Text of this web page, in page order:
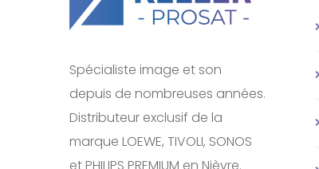
Spécialiste image et son
depuis de nombreuses années.
Distributeur exclusif de la
marque LOEWE, TIVOLI, SONOS
et PHILIPS PREMIUM en Nièvre.